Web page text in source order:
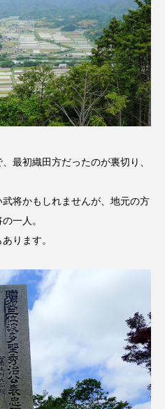
カ製作
アナ・グランデ
ーノ アンプラグド
ーカイブ アート
インタビュー
ウィキッド
スモス
モス
最初織田方だったのが裏切り、
将かもしれませんが、地元の方
一人。
ります。